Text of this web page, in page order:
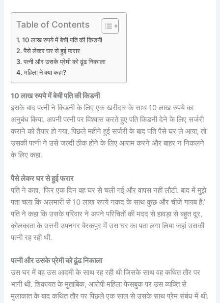
Table of Contents
10 लाख रुपये में बेची पति की किडनी
पैसे लेकर घर से हुई फरार
पत्नी और उसके प्रेमी को ढूंढ निकाला
महिला ने क्या कहा?
10 लाख रुपये में बेची पति की किडनी
इसके बाद पत्नी ने किडनी के लिए एक खरीदार के साथ 10 लाख रुपये का
अनुबंध किया. अपनी पत्नी पर विश्वास करते हुए पति किडनी देने के लिए सर्जरी
कराने को तैयार हो गया. पिछले महीने हुई सर्जरी के बाद पति पैसे घर ले आया, तो
उसकी पत्नी ने उसे जल्दी ठीक होने के लिए आराम करने और बाहर न निकलने
के लिए कहा.
पैसे लेकर घर से हुई फरार
पति ने कहा, ‘फिर एक दिन वह घर से चली गई और वापस नहीं लौटी. बाद में मुझे
पता चला कि अलमारी से 10 लाख रुपये नकद के साथ कुछ और चीजें गायब हैं.’
पति ने कहा कि उसके परिवार ने अपने परिचितों की मदद से हावड़ा से बहुत दूर,
कोलकाता के उत्तरी उपनगर बैरकपुर में उस घर का पता लगा लिया जहां उसकी
पत्नी रह रही थी.
पत्नी और उसके प्रेमी को ढूंढ निकाला
उस घर में वह उस आदमी के साथ रह रही थी जिसके साथ वह कथित तौर पर
भागी थी. शिकायत के मुताबिक, आरोपी महिला फेसबुक पर उस व्यक्ति से
मुलाकात के बाद कथित तौर पर पिछले एक साल से उसके साथ प्रेम संबंध में थी.